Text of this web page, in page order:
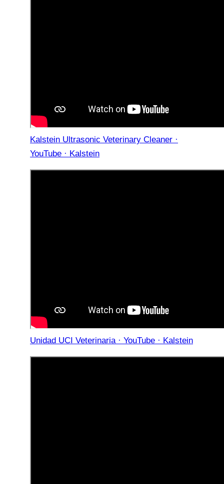
Kalstein Ultrasonic Veterinary Cleaner ·
YouTube · Kalstein
Unidad UCI Veterinaria · YouTube · Kalstein